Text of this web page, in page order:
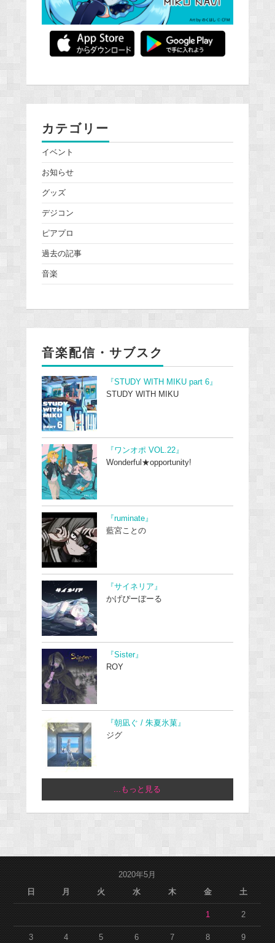
カテゴリー
イベント
お知らせ
グッズ
デジコン
ピアプロ
過去の記事
音楽
音楽配信・サブスク
『STUDY WITH MIKU part 6』
STUDY WITH MIKU
『ワンオポ VOL.22』
Wonderful★opportunity!
『ruminate』
藍宮ことの
『サイネリア』
かげぴーぼーる
『Sister』
ROY
『朝凪ぐ / 朱夏氷菓』
ジグ
...もっと見る
2020年5月
日
月 火 水 木 金 土
1 2
3 4 5 6 7 8 9